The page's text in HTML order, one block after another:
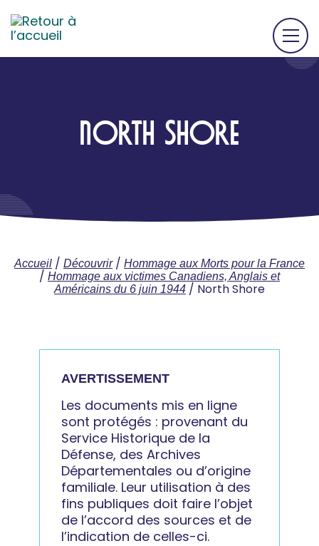
NORTH SHORE
Accueil / Découvrir/ Hommage aux Morts pour la France
/ Hommage aux victimes Canadiens, Anglais et
Américains du 6 juin 1944 / North Shore
AVERTISSEMENT
Les documents mis en ligne
sont protégés : provenant du
Service Historique de la
Défense, des Archives
Départementales ou d’origine
familiale. Leur utilisation à des
fins publiques doit faire l’objet
de l’accord des sources et de
l’indication de celles-ci.